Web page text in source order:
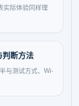
实际体验同样理
判断方法
与测试方式、Wi-